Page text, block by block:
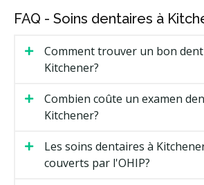
FAQ - Soins dentaires à
Comment trouver un bon
Kitchener?
Combien coûte un examen
Kitchener?
Les soins dentaires à
couverts par l'OHIP?